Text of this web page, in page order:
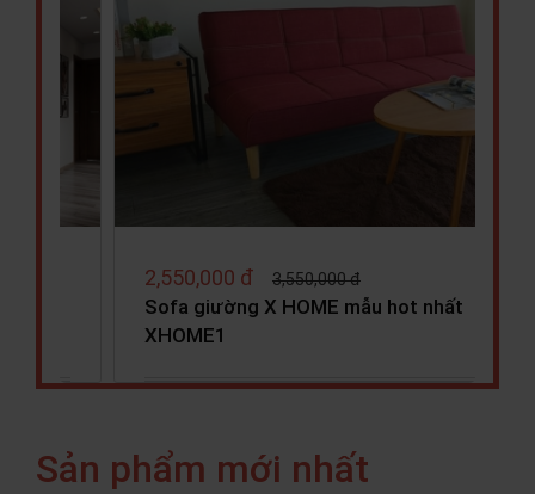
3,750,000 đ 3,980,000 đ
Sofa Mliving X HOME Ha Noi SF6801
Sản phẩm mới nhất